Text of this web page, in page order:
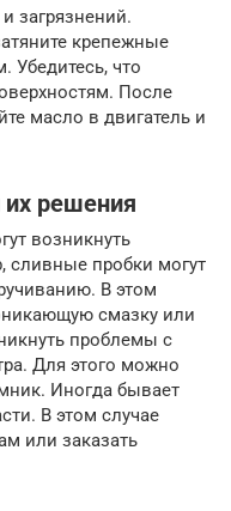
загрязнений.
крепежные
что
После
масло в двигатель и
решения
возникнуть
пробки могут
В этом
смазку или
проблемы с
Для этого можно
Иногда бывает
В этом случае
или заказать